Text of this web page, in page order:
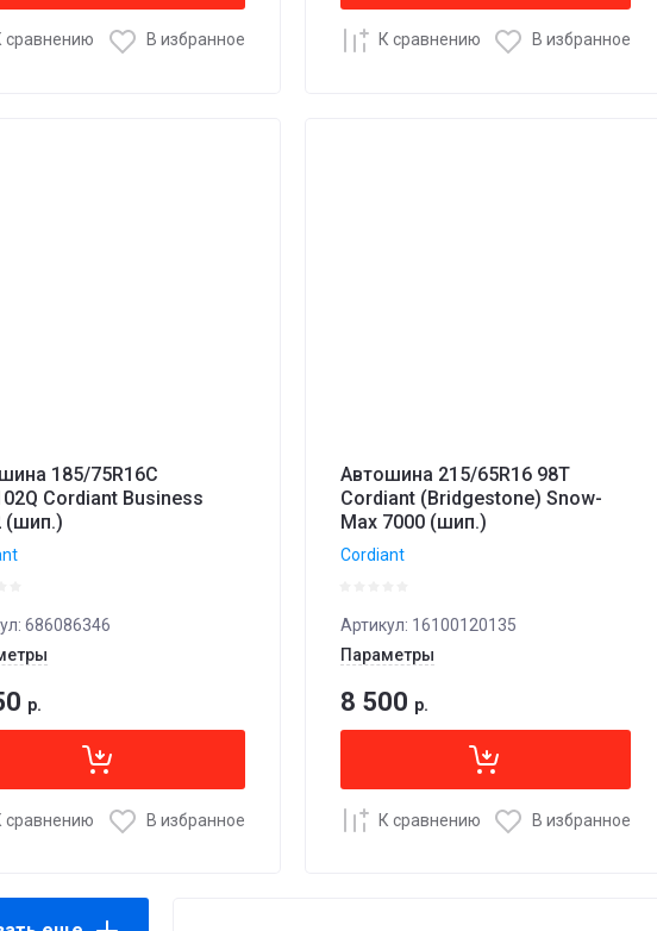
сравнению В избранное К сравнению В избранное
185/75R16C
Cordiant Business
(шип.)
686086346
р.
сравнению В избранное
Автошина 215/65R16 98T
Cordiant (Bridgestone) Snow-
Max 7000 (шип.)
Cordiant
Артикул: 16100120135
Параметры
8 500 р.
К сравнению В избранное